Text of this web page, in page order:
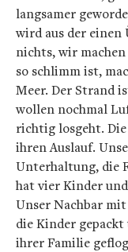
langsamer
wird aus der
nichts, wir machen
so schlimm ist,
Meer. Der Strand
wollen nochmal
richtig losgeht.
ihren Auslauf.
Unterhaltung, die
hat vier Kinder
Unser Nachbar
die Kinder
ihrer Familie